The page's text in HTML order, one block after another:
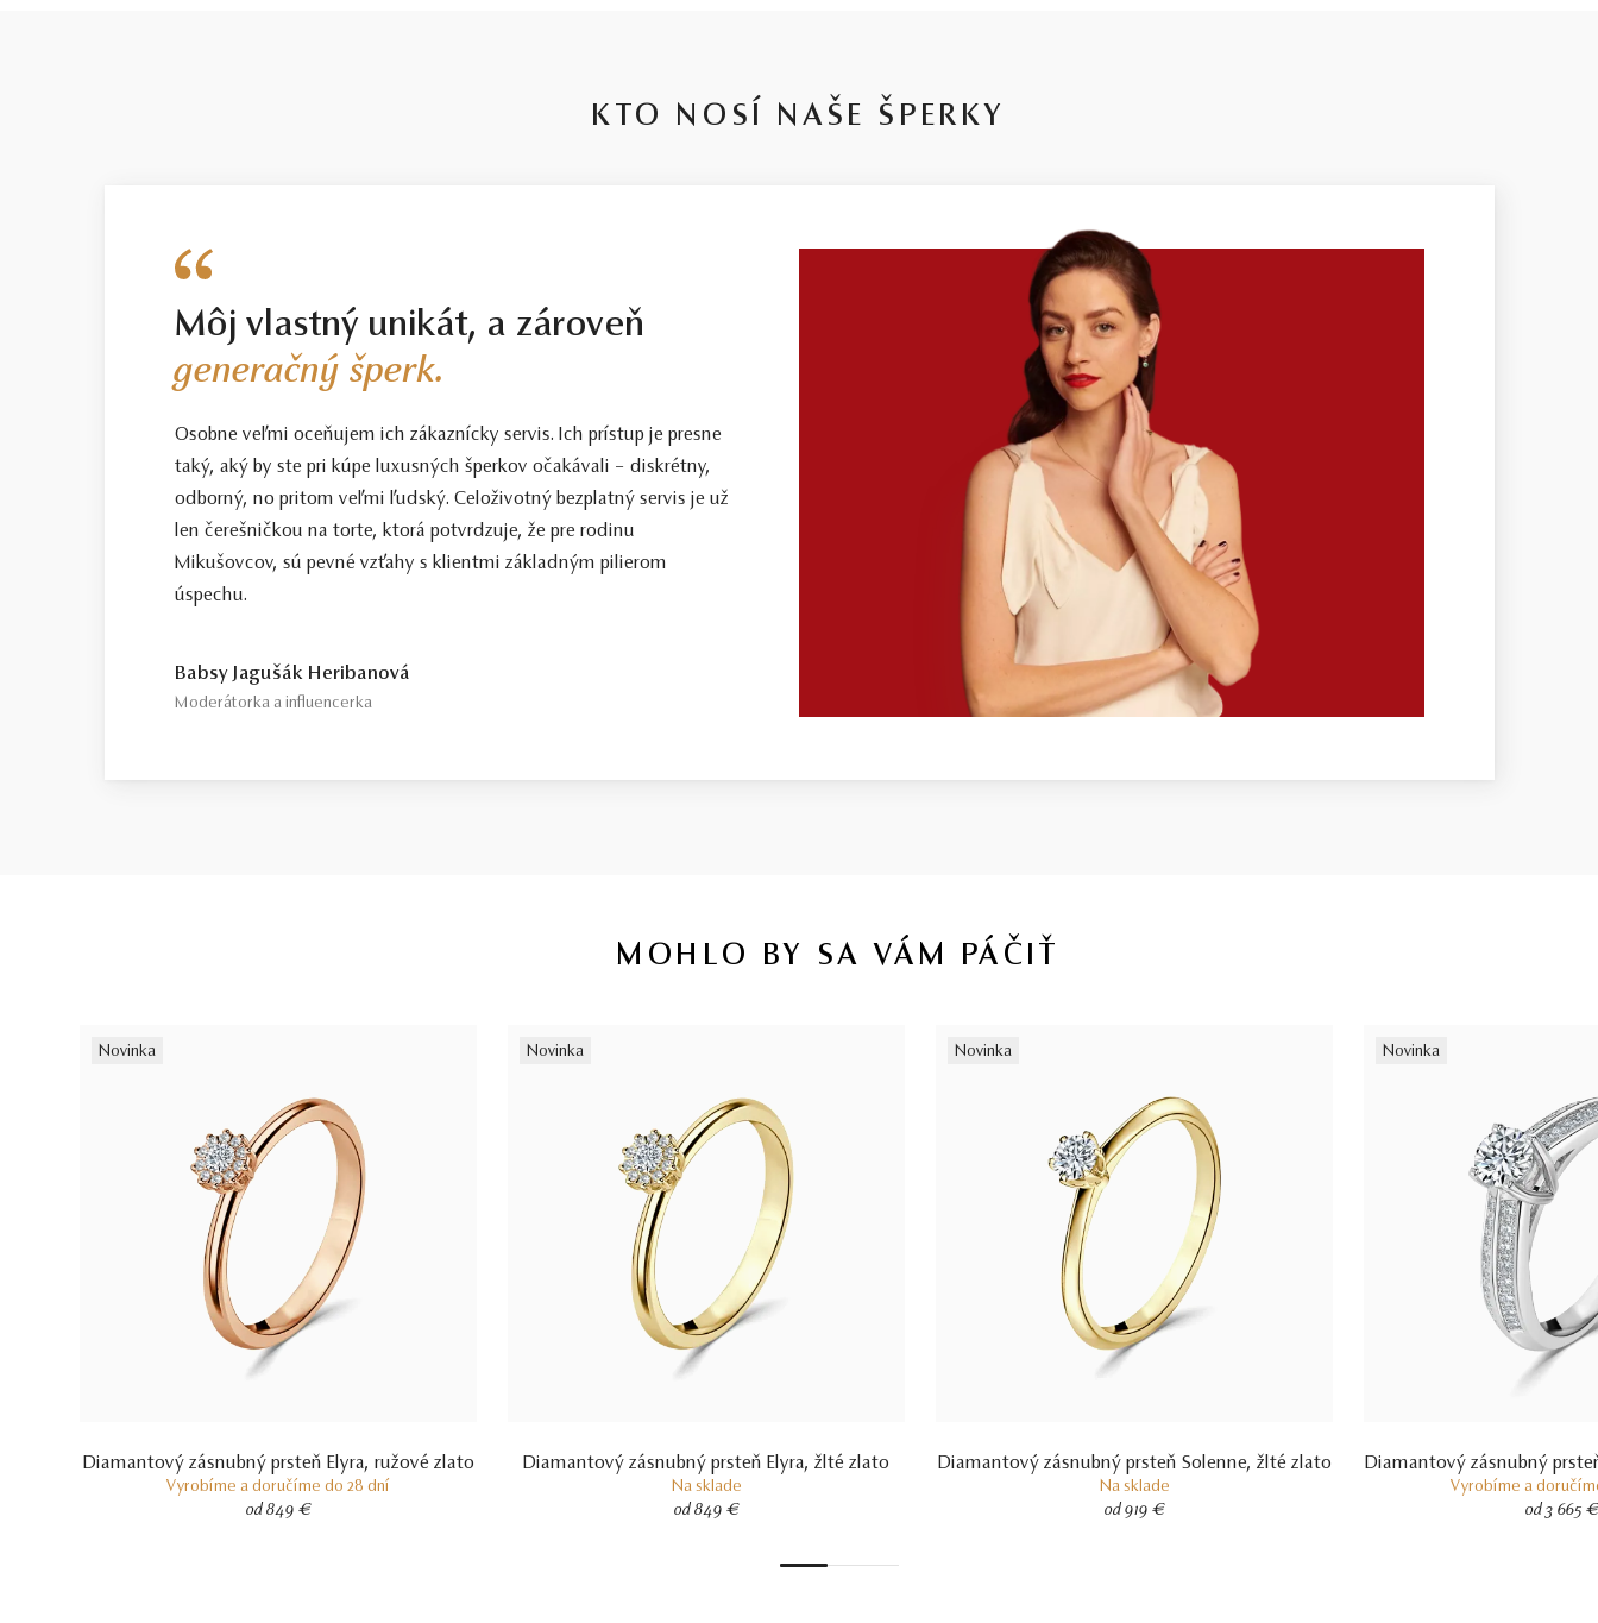
KTO NOSÍ NAŠE ŠPERKY
Môj vlastný unikát, a zároveň
generačný šperk.
Osobne veľmi oceňujem ich zákaznícky servis. Ich prístup je presne
taký, aký by ste pri kúpe luxusných šperkov očakávali – diskrétny,
odborný, no pritom veľmi ľudský. Celoživotný bezplatný servis je už
len čerešničkou na torte, ktorá potvrdzuje, že pre rodinu
Mikušovcov, sú pevné vzťahy s klientmi základným pilierom
úspechu.
Babsy Jagušák Heribanová
Moderátorka a influencerka
MOHLO BY SA VÁM PÁČIŤ
Novinka
Diamantový zásnubný prsteň Elyra, ružové zlato
Vyrobíme a doručíme do 28 dní
od 849 €
Novinka
Diamantový zásnubný prsteň Elyra, žlté zlato
Na sklade
od 849 €
Novinka
Diamantový zásnubný prsteň Solenne, žlté zlato
Na sklade
od 919 €
Novinka
Diamantový zásnubný
Vyrobíme a
od 3 665